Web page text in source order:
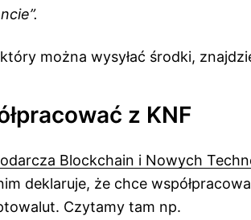
można wysyłać środki,
z KNF
Blockchain i Nowych
deklaruje, że chce
Czytamy tam np.